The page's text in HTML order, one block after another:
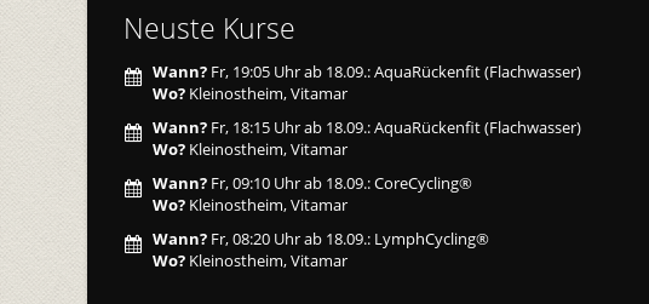
Neuste Kurse
Wann? Fr, 19:05 Uhr ab 18.09.: AquaRückenfit (Flachwasser)
Wo? Kleinostheim, Vitamar
Wann? Fr, 18:15 Uhr ab 18.09.: AquaRückenfit (Flachwasser)
Wo? Kleinostheim, Vitamar
Wann? Fr, 09:10 Uhr ab 18.09.: CoreCycling®
Wo? Kleinostheim, Vitamar
Wann? Fr, 08:20 Uhr ab 18.09.: LymphCycling®
Wo? Kleinostheim, Vitamar